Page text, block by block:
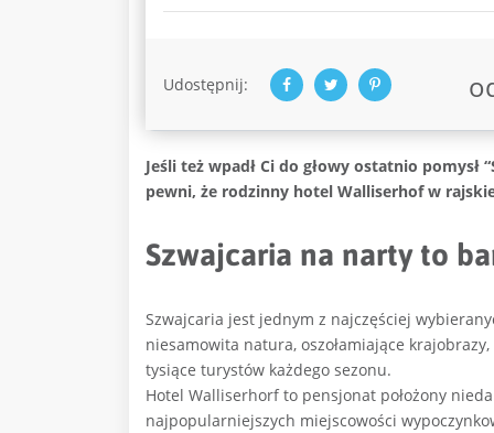
Udostępnij:
Jeśli też wpadł Ci do głowy ostatnio
pewni, że rodzinny hotel Walliserhof w
Szwajcaria na narty to
Szwajcaria jest jednym z najczęściej
niesamowita natura, oszołamiające
tysiące turystów każdego sezonu.
Hotel Walliserhorf to pensjonat położony
najpopularniejszych miejscowości